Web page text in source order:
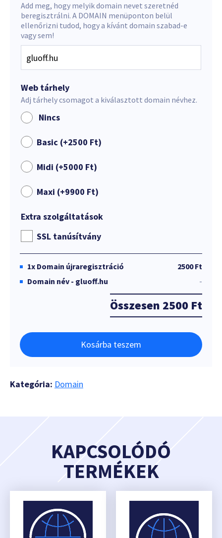
Add meg, hogy melyik domain nevet szeretnéd
beregisztrálni. A DOMAIN menüponton belül
ellenőrizni tudod, hogy a kívánt domain szabad-e
vagy sem!
Web tárhely
Adj tárhely csomagot a kiválasztott domain névhez.
Nincs
Basic (+2500 Ft)
Midi (+5000 Ft)
Maxi (+9900 Ft)
Extra szolgáltatások
SSL tanúsítvány
1x Domain újraregisztráció
2500 Ft
Domain név - gluoff.hu
-
Összesen 2500 Ft
Kosárba teszem
Kategória: Domain
KAPCSOLÓDÓ
TERMÉKEK